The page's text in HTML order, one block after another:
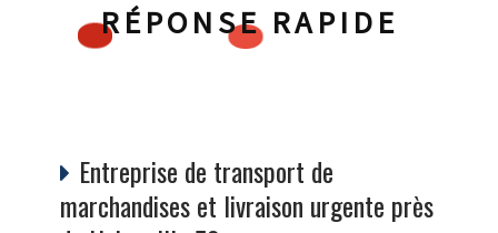
RÉPONSE RAPIDE
Entreprise de transport de
marchandises et livraison urgente près